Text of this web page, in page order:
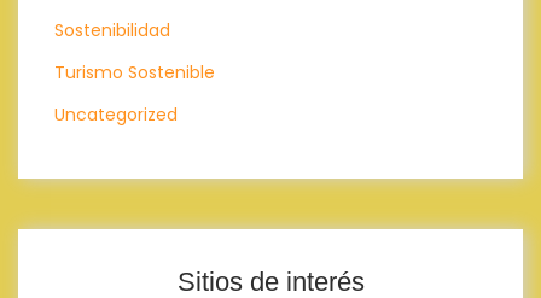
Sostenibilidad
Turismo Sostenible
Uncategorized
Sitios de interés